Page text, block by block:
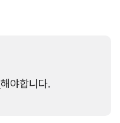
해야합니다.